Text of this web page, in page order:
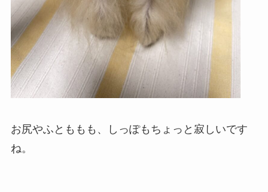
お尻やふとももも、しっぽもちょっと寂しいです
ね。